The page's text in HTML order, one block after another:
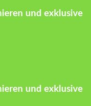
und exklusive
und exklusive